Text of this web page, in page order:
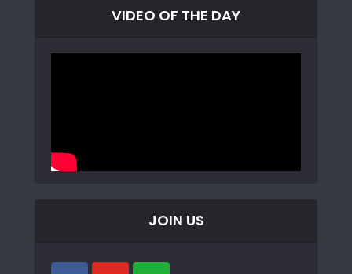
VIDEO OF THE DAY
JOIN US